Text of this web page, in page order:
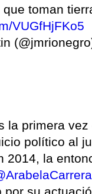
toman
VUGfHjFKo5
la primera vez
político al
2014, la
por su